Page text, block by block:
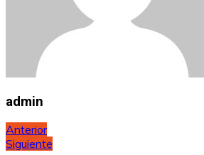
admin
Navegación
Anterior
Siguiente